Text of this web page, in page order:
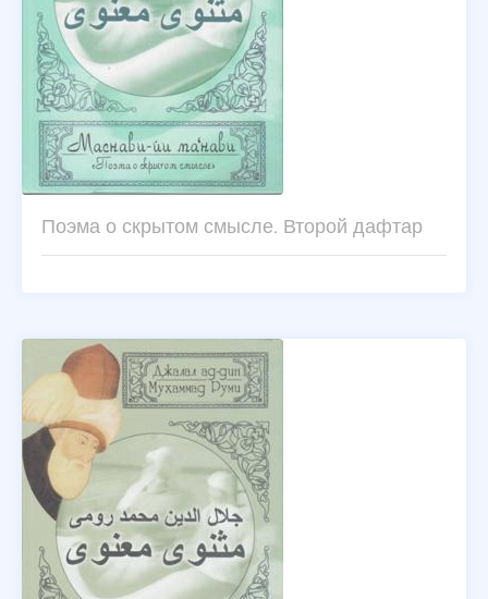
Поэма о скрытом смысле. Второй дафтар